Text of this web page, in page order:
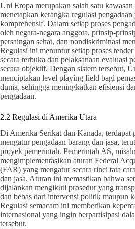
Uni Eropa merupakan salah satu kawasan
menetapkan kerangka regulasi pengadaan
komprehensif. Dalam setiap proses
oleh negara-negara anggota, prinsip-
persaingan sehat, dan nondiskriminasi
Regulasi ini menuntut setiap proses
secara terbuka dan pelaksanaan evaluasi
secara objektif. Dengan sistem tersebut,
menciptakan level playing field bagi
dunia, sehingga meningkatkan efisiensi
pengadaan.
2.2 Regulasi di Amerika Utara
Di Amerika Serikat dan Kanada, terdapat
mengatur pengadaan barang dan jasa,
proyek pemerintah. Pemerintah AS,
mengimplementasikan aturan Federal
(FAR) yang mengatur secara rinci tata
dan jasa. Aturan ini memastikan bahwa
dijalankan mengikuti prosedur yang
dan bebas dari intervensi politik maupun
Regulasi semacam ini memberikan
internasional yang ingin berpartisipasi
tersebut.